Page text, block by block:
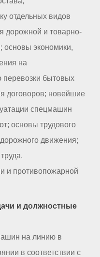
отдельных видов
дорожной и товарно-
основы экономики,
на
перевозки бытовых
договоров; новейшие
спецмашин
основы трудового
движения;
и противопожарной
и должностные
на линию в
в соответствии с